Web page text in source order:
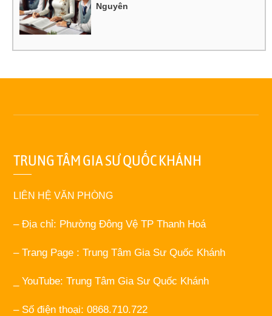
Nguyên
TRUNG TÂM GIA SƯ QUỐC KHÁNH
LIÊN HỆ VĂN PHÒNG
– Địa chỉ: Phường Đông Vệ TP Thanh Hoá
– Trang Page : Trung Tâm Gia Sư Quốc Khánh
_ YouTube: Trung Tâm Gia Sư Quốc Khánh
– Số điện thoại: 0868.710.722